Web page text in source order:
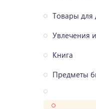
Товары для
Увлечения
Книга
Предметы